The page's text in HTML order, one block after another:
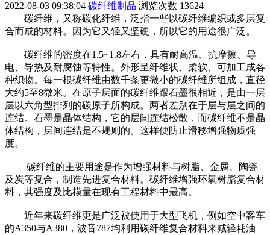
2022-08-03 09:38:04 碳纤维制品 浏览次数 13624
碳纤维，又称碳化纤维，泛指一些以碳纤维编织或多层复
合而成的材料。因为它又轻又坚硬，所以它的用途很广泛。
碳纤维的密度在1.5~1.8左右，具有耐高温、抗摩擦、导
电、导热及耐腐蚀等特性。外形呈纤维状、柔软、可加工成各
种织物。每一根碳纤维由数千条更微小的碳纤维所组成，直径
大约5至8微米。在原子层面的碳纤维跟石墨很相近，是由一层
层以六角型排列的碳原子所构成。两者差别在于层与层之间的
连结。石墨是晶体结构，它的层间连结松散，而碳纤维不是晶
体结构，层间连结是不规则的。这样便防止滑移增强物质强
度。
碳纤维的主要用途是作为增强材料与树脂、金属、陶瓷
及炭等复合，制造先进复合材料。碳纤维增强环氧树脂复合材
料，其强度及比模量在现有工程材料中最高。
近年来碳纤维更是广泛被使用于大型飞机，例如空中客车
的A350与A380，波音787均利用碳纤维复合材料来减轻耗油